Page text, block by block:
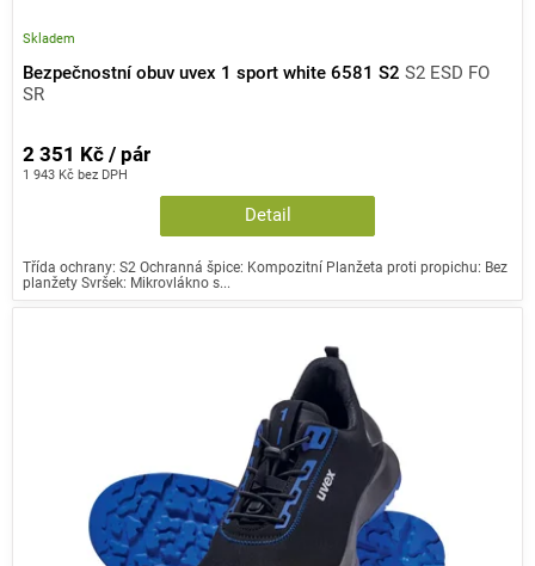
Bezpečnostní obuv uvex 1 sport white 6581 S2 S2 ESD FO
SR
Skladem
1 943 Kč bez DPH
2 351 Kč / pár
Detail
Třída ochrany: S2 Ochranná špice: Kompozitní Planžeta proti propichu: Bez
planžety Svršek: Mikrovlákno s...